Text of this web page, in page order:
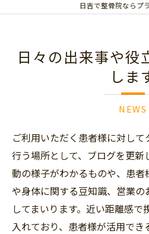
日吉で整骨院ならプ
日々の出来事や役
しま
NEWS
ご利用いただく患者様に対し
行う場所として、ブログを更新
動の様子がわかるものや、患
や身体に関する豆知識、営業
してまいります。近い距離感で
入れており、患者様が活用で